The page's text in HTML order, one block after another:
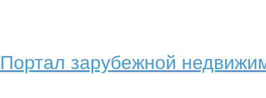
Портал зарубежной